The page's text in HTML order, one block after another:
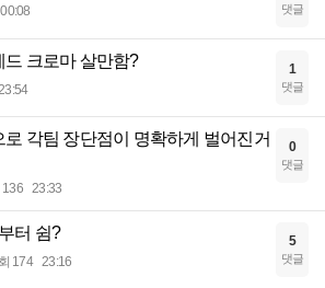
00:08 댓글
드 크로마 살만함? 1
댓글
로 각팀 장단점이 명확하게 벌어진거
136 23:33
0
댓글
터 쉼?
174 23:16
5
댓글